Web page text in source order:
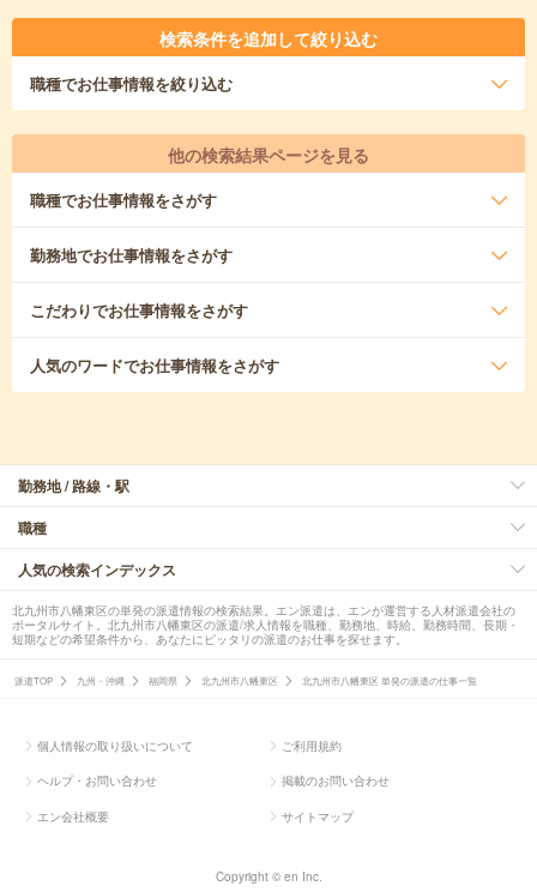
検索条件を追加して絞り込む
職種でお仕事情報を絞り込む
他の検索結果ページを見る
職種でお仕事情報をさがす
勤務地でお仕事情報をさがす
こだわりでお仕事情報をさがす
人気のワードでお仕事情報をさがす
勤務地 / 路線・駅
職種
人気の検索インデックス
北九州市八幡東区の単発の派遣情報の検索結果。エン派遣は、エンが運営する人材派遣会社の
ポータルサイト。北九州市八幡東区の派遣/求人情報を職種、勤務地、時給、勤務時間、長期・
短期などの希望条件から、あなたにピッタリの派遣のお仕事を探せます。
派遣TOP 九州・沖縄 福岡県 北九州市八幡東区 北九州市八幡東区 単発の派遣の仕事一覧
個人情報の取り扱いについて ご利用規約
ヘルプ・お問い合わせ 掲載のお問い合わせ
エン会社概要 サイトマップ
Copyright © en Inc.